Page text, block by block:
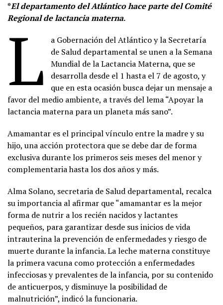
*El departamento del Atlántico hace parte del Comité
Regional de lactancia materna.
L
a Gobernación del Atlántico y la Secretaría
de Salud departamental se unen a la Semana
Mundial de la Lactancia Materna, que se
desarrolla desde el 1 hasta el 7 de agosto, y
que en esta ocasión busca dejar un mensaje a
favor del medio ambiente, a través del lema “Apoyar la
lactancia materna para un planeta más sano”.
Amamantar es el principal vínculo entre la madre y su
hijo, una acción protectora que se debe dar de forma
exclusiva durante los primeros seis meses del menor y
complementaria hasta los dos años y más.
Alma Solano, secretaria de Salud departamental, recalca
su importancia al afirmar que “amamantar es la mejor
forma de nutrir a los recién nacidos y lactantes
pequeños, para garantizar desde sus inicios de vida
intrauterina la prevención de enfermedades y riesgo de
muerte durante la infancia. La leche materna constituye
la primera vacuna como protección a enfermedades
infecciosas y prevalentes de la infancia, por su contenido
de anticuerpos, y disminuye la posibilidad de
malnutrición”, indicó la funcionaria.